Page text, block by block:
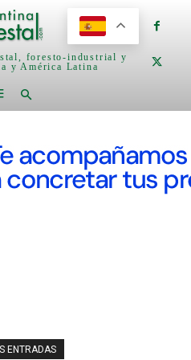
foresto-industrial y
y América Latina
ENTRADAS